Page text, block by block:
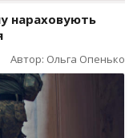
нараховують
Автор: Ольга Опенько